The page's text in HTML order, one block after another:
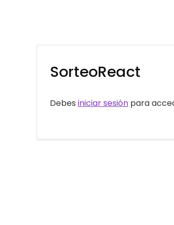
SorteoReact
Debes iniciar sesión para